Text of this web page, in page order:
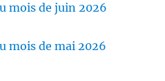
mois de juin 2026
mois de mai 2026